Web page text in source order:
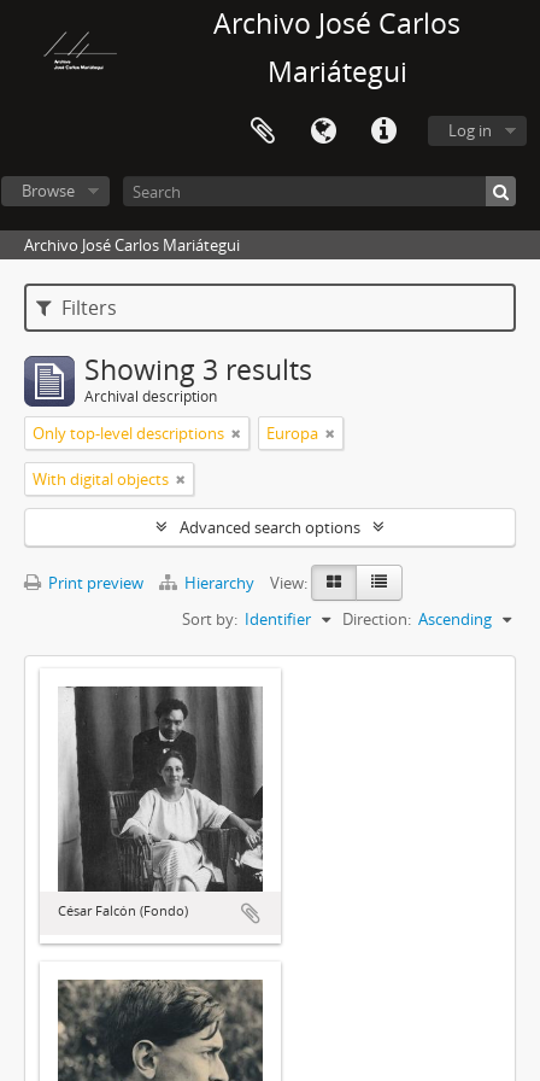
Archivo José Carlos
Mariátegui
Log in
Browse
Archivo José Carlos Mariátegui
Filters
Showing 3 results
Archival description
Only top-level descriptions Europa
With digital objects
Advanced search options
Print preview Hierarchy
View:
Sort by: Identifier Direction: Ascending
César Falcón (Fondo)